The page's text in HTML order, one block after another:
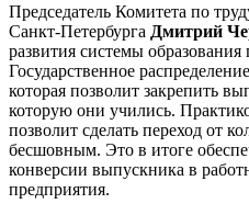
Председатель Комитета по
Санкт‑Петербурга Дмитрий
развития системы
Государственное
которая позволит закрепить
которую они учились.
позволит сделать переход от
бесшовным. Это в итоге
конверсии выпускника в
предприятия.